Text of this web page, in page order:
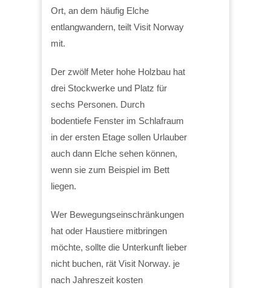
Ort, an dem häufig Elche
entlangwandern, teilt Visit Norway
mit.
Der zwölf Meter hohe Holzbau hat
drei Stockwerke und Platz für
sechs Personen. Durch
bodentiefe Fenster im Schlafraum
in der ersten Etage sollen Urlauber
auch dann Elche sehen können,
wenn sie zum Beispiel im Bett
liegen.
Wer Bewegungseinschränkungen
hat oder Haustiere mitbringen
möchte, sollte die Unterkunft lieber
nicht buchen, rät Visit Norway. je
nach Jahreszeit kosten